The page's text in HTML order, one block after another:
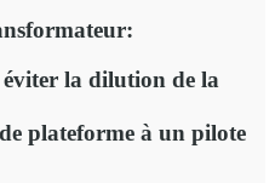
la dilution de la
plateforme à un pilote